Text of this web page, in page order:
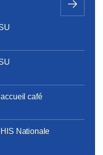
des équipes. Les […]
café
Nationale